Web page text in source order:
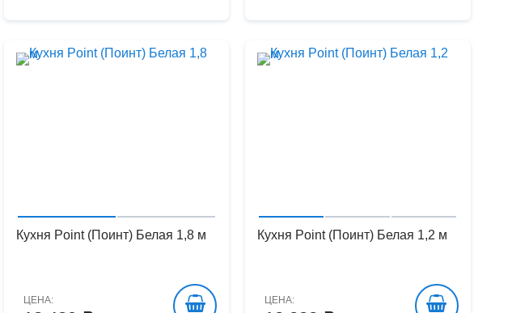
Кухня Point (Поинт) Белая 1,8 м
ЦЕНА:
Кухня Point (Поинт) Белая 1,2 м
ЦЕНА: